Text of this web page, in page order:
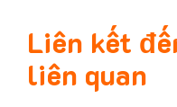
Liên kết
liên quan